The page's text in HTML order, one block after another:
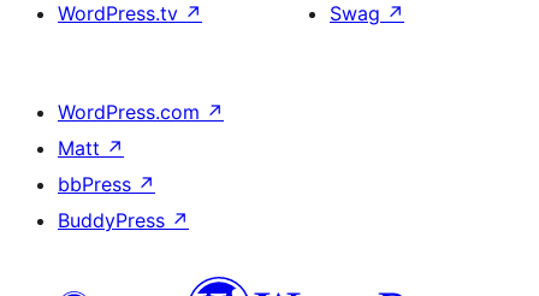
WordPress.tv ↗
Swag ↗
WordPress.com ↗
Matt ↗
bbPress ↗
BuddyPress ↗